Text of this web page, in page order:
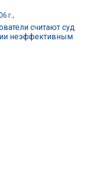
г.,
считают суд
неэффективным